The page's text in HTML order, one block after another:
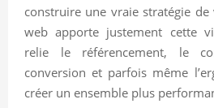
construire une vraie stratégie de
web apporte justement cette
relie le référencement, le
conversion et parfois même
créer un ensemble plus